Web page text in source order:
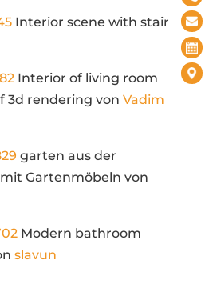
Interior scene with stair
Interior of living room
3d rendering von Vadim
garten aus der
Gartenmöbeln von
Modern bathroom
slavun